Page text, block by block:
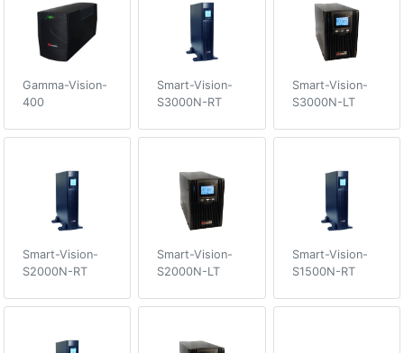
Gamma-Vision-
400
Smart-Vision-
S3000N-RT
Smart-Vision-
S3000N-LT
Smart-Vision-
S2000N-RT
Smart-Vision-
S2000N-LT
Smart-Vision-
S1500N-RT